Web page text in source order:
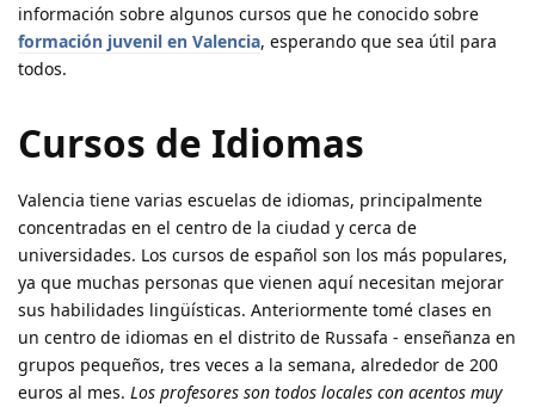
información sobre algunos cursos que he conocido sobre
formación juvenil en Valencia, esperando que sea útil para
todos.
Cursos de Idiomas
Valencia tiene varias escuelas de idiomas, principalmente
concentradas en el centro de la ciudad y cerca de
universidades. Los cursos de español son los más populares,
ya que muchas personas que vienen aquí necesitan mejorar
sus habilidades lingüísticas. Anteriormente tomé clases en
un centro de idiomas en el distrito de Russafa - enseñanza en
grupos pequeños, tres veces a la semana, alrededor de 200
euros al mes. Los profesores son todos locales con acentos muy